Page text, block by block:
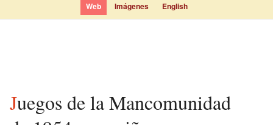
Web Imágenes English
Juegos de la Mancomunidad